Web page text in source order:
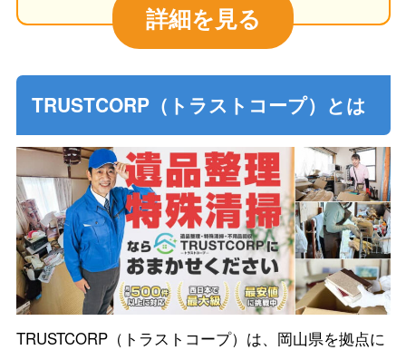
詳細を見る
TRUSTCORP（トラストコープ）とは
TRUSTCORP（トラストコープ）は、岡山県を拠点に